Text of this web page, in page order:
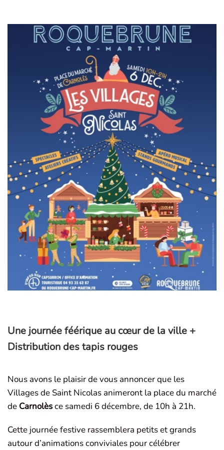
Une journée féérique au cœur de la ville +
Distribution des tapis rouges
Nous avons le plaisir de vous annoncer que les
Villages de Saint Nicolas animeront la place du marché
de Carnolèsce samedi 6 décembre, de 10h à 21h.
Cette journée festive rassemblera petits et grands
autour d’animations conviviales pour célébrer